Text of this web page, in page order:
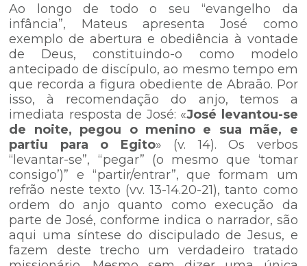
Ao longo de todo o seu “evangelho da
infância”, Mateus apresenta José como
exemplo de abertura e obediência à vontade
de Deus, constituindo-o como modelo
antecipado de discípulo, ao mesmo tempo em
que recorda a figura obediente de Abraão. Por
isso, à recomendação do anjo, temos a
imediata resposta de José: «José levantou-se
de noite, pegou o menino e sua mãe, e
partiu para o Egito» (v. 14). Os verbos
“levantar-se”, “pegar” (o mesmo que ‘tomar
consigo’)” e “partir/entrar”, que formam um
refrão neste texto (vv. 13-14.20-21), tanto como
ordem do anjo quanto como execução da
parte de José, conforme indica o narrador, são
aqui uma síntese do discipulado de Jesus, e
fazem deste trecho um verdadeiro tratado